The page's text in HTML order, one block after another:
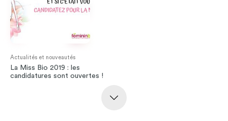
Actualités et nouveautés
La Miss Bio 2019 : les
candidatures sont ouvertes !